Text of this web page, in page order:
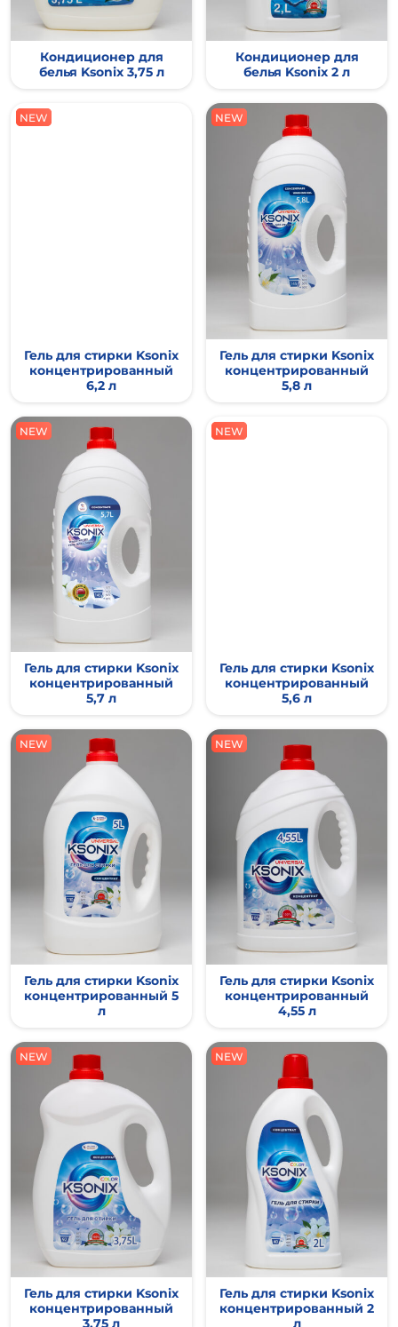
Кондиционер для
белья Ksonix 3,75 л
Кондиционер для
белья Ksonix 2 л
NEW
Гель для стирки Ksonix
концентрированный
6,2 л
NEW NEW
Гель для стирки Ksonix
концентрированный
5,8 л
NEW
NEW
Гель для стирки Ksonix
концентрированный
5,7 л
NEW NEW
Гель для стирки Ksonix
концентрированный
5,6 л
NEW
NEW
Гель для стирки Ksonix
концентрированный 5
л
NEW NEW
Гель для стирки Ksonix
концентрированный
4,55 л
NEW
NEW
Гель для стирки Ksonix
концентрированный
3,75 л
NEW NEW
Гель для стирки Ksonix
концентрированный 2
л
NEW